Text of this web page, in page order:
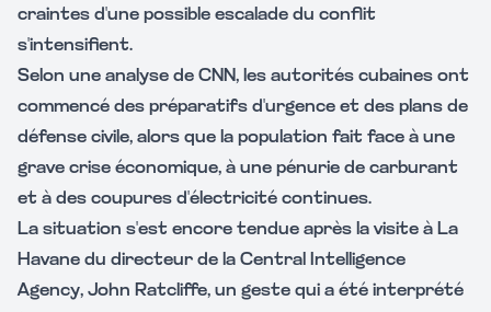
craintes d'une possible escalade du conflit
s'intensifient.
Selon une analyse de CNN, les autorités cubaines ont
commencé des préparatifs d'urgence et des plans de
défense civile, alors que la population fait face à une
grave crise économique, à une pénurie de carburant
et à des coupures d'électricité continues.
La situation s'est encore tendue après la visite à La
Havane du directeur de la Central Intelligence
Agency, John Ratcliffe, un geste qui a été interprété